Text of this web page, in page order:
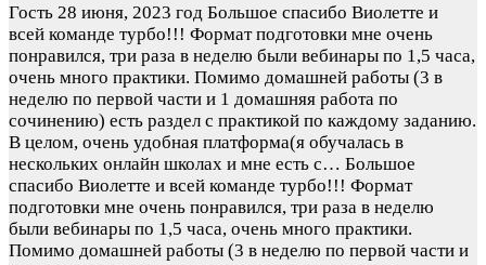
Гость 28 июня, 2023 год Большое спасибо Виолетте и
всей команде турбо!!! Формат подготовки мне очень
понравился, три раза в неделю были вебинары по 1,5 часа,
очень много практики. Помимо домашней работы (3 в
неделю по первой части и 1 домашняя работа по
сочинению) есть раздел с практикой по каждому заданию.
В целом, очень удобная платформа(я обучалась в
нескольких онлайн школах и мне есть с… Большое
спасибо Виолетте и всей команде турбо!!! Формат
подготовки мне очень понравился, три раза в неделю
были вебинары по 1,5 часа, очень много практики.
Помимо домашней работы (3 в неделю по первой части и